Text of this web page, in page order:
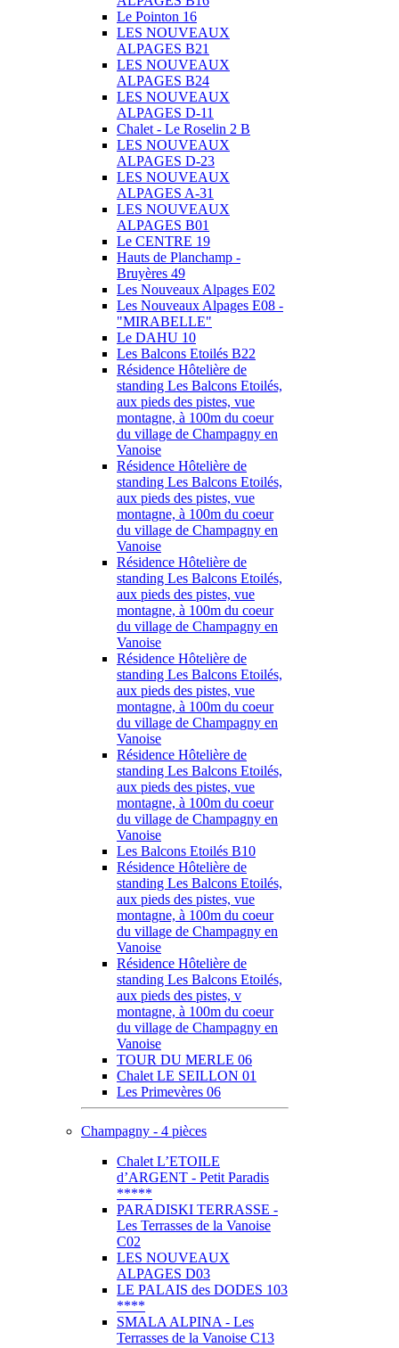
Le Pointon 16
LES NOUVEAUX
ALPAGES B21
LES NOUVEAUX
ALPAGES B24
LES NOUVEAUX
ALPAGES D-11
Chalet - Le Roselin 2 B
LES NOUVEAUX
ALPAGES D-23
LES NOUVEAUX
ALPAGES A-31
LES NOUVEAUX
ALPAGES B01
Le CENTRE 19
Hauts de Planchamp -
Bruyères 49
Les Nouveaux Alpages E02
Les Nouveaux Alpages E08 -
"MIRABELLE"
Le DAHU 10
Les Balcons Etoilés B22
Résidence Hôtelière de
standing Les Balcons Etoilés,
aux pieds des pistes, vue
montagne, à 100m du coeur
du village de Champagny en
Vanoise
Résidence Hôtelière de
standing Les Balcons Etoilés,
aux pieds des pistes, vue
montagne, à 100m du coeur
du village de Champagny en
Vanoise
Résidence Hôtelière de
standing Les Balcons Etoilés,
aux pieds des pistes, vue
montagne, à 100m du coeur
du village de Champagny en
Vanoise
Résidence Hôtelière de
standing Les Balcons Etoilés,
aux pieds des pistes, vue
montagne, à 100m du coeur
du village de Champagny en
Vanoise
Résidence Hôtelière de
standing Les Balcons Etoilés,
aux pieds des pistes, vue
montagne, à 100m du coeur
du village de Champagny en
Vanoise
Les Balcons Etoilés B10
Résidence Hôtelière de
standing Les Balcons Etoilés,
aux pieds des pistes, vue
montagne, à 100m du coeur
du village de Champagny en
Vanoise
Résidence Hôtelière de
standing Les Balcons Etoilés,
aux pieds des pistes, v
montagne, à 100m du coeur
du village de Champagny en
Vanoise
TOUR DU MERLE 06
Chalet LE SEILLON 01
Les Primevères 06
Champagny - 4 pièces
Chalet L’ETOILE
d’ARGENT - Petit Paradis
*****
PARADISKI TERRASSE -
Les Terrasses de la Vanoise
C02
LES NOUVEAUX
ALPAGES D03
LE PALAIS des DODES 103
****
SMALA ALPINA - Les
Terrasses de la Vanoise C13